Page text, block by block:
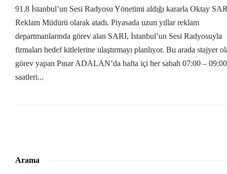
91.8 İstanbul’un Sesi Radyosu Yönetimi aldığı kararla Oktay
Reklam Müdürü olarak atadı. Piyasada uzun yıllar reklam
departmanlarında görev alan SARI, İstanbul’un Sesi Radyosuyla
firmaları hedef kitlelerine ulaştırmayı planlıyor. Bu arada stajyer
görev yapan Pınar ADALAN’da hafta içi her sabah 07:00 – 09:00
saatleri...
Arama